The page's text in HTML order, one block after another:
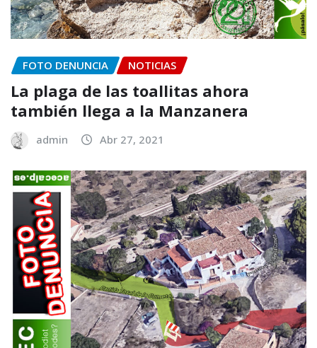
FOTO DENUNCIA NOTICIAS
La plaga de las toallitas ahora
también llega a la Manzanera
admin Abr 27, 2021